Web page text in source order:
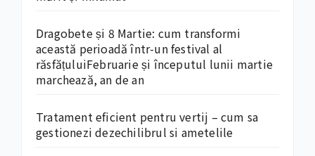
Dragobete și 8 Martie: cum transformi
această perioadă într-un festival al
răsfățuluiFebruarie și începutul lunii martie
marchează, an de an
Tratament eficient pentru vertij – cum sa
gestionezi dezechilibrul si ametelile